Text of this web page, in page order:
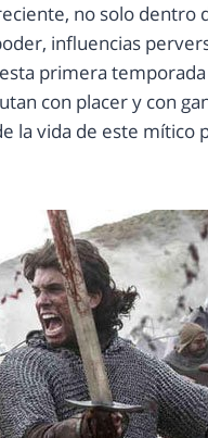
no solo dentro
influencias
primera
con placer y con
la vida de este mítico